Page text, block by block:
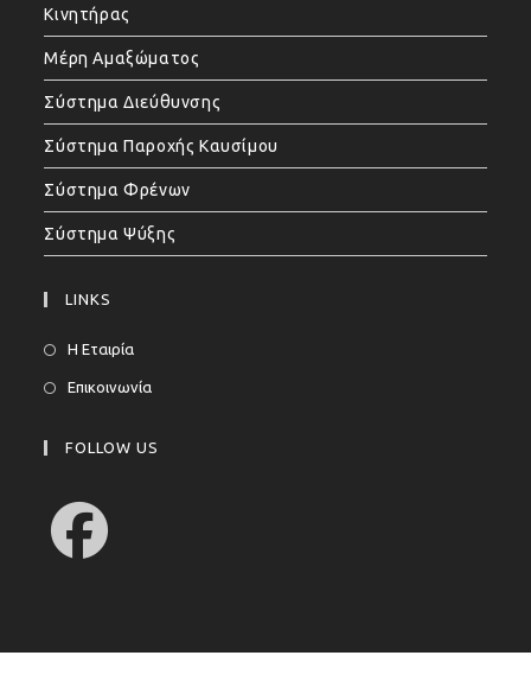
Κινητήρας
Μέρη Αμαξώματος
Σύστημα Διεύθυνσης
Σύστημα Παροχής Καυσίμου
Σύστημα Φρένων
Σύστημα Ψύξης
LINKS
Η Εταιρία
Επικοινωνία
FOLLOW US
a